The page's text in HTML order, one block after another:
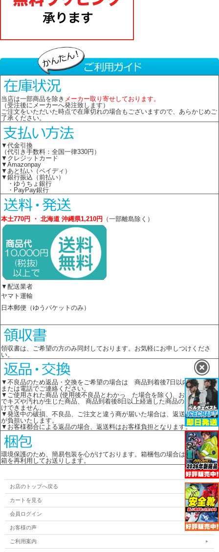
当店は一部商品を除き メーカー取り寄せしております。
（受注後にメーカーへ発注致します）
ご注文をいただいた時点で在庫切れの場合もございますので、あらかじめご
了承ください。
▼代金引換
（代引き手数料：全国一律330円）
▼クレジットカード
▼Amazonpay
▼あと払い（ペイディ）
▼銀行振込（前払い）
・ゆうちょ銀行
・PayPay銀行
本土770円 ・ 北海道 沖縄県1,210円 （一部離島除く）
▼配送業者
ヤマト運輸
日本郵便（ゆうパケットのみ）
領収書は、ご希望の方のみ同封しております。お気軽にお申しつけくださ
い。
▼不良品のため返品・交換をご希望の場合は 商品到着後7日以内に メール
または電話でご連絡ください。
▼ご使用された商品 (使用後不良品とわかっ た場合を除く)、お客様の責任
でキズや汚れが生じた商品、 商品到着後8日以上経過した商品の返品はお受
けできません。
▼発送中の破損、不良品、ご注文と違う商が届いた場合は、返送料は 当店
が負担いたします。
▼お客様都合による返品の場合、返送料はお客様負担となります。
環境保護のため、簡易包装を心がけております。箱梱包の場合はメーカーの
箱を再利用してお送りします。
お店のトップへ戻る
カートを見る
会員ログイン
お客様の声
ご利用案内